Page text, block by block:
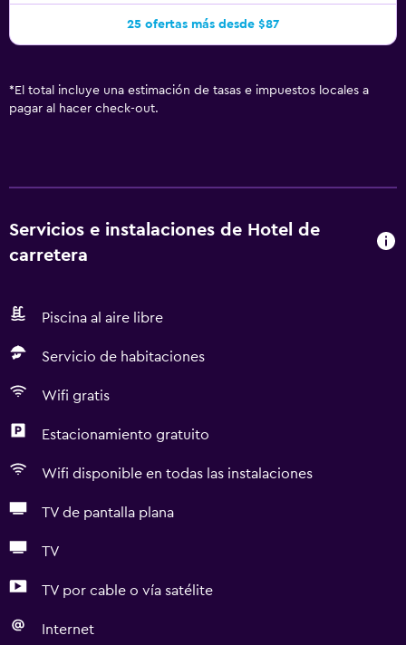
25 ofertas más desde $87
* El total incluye una estimación de tasas e impuestos locales a
pagar al hacer check-out.
Servicios e instalaciones de Hotel de
carretera
Piscina al aire libre
Servicio de habitaciones
Wifi gratis
Estacionamiento gratuito
Wifi disponible en todas las instalaciones
TV de pantalla plana
TV
TV por cable o vía satélite
Internet